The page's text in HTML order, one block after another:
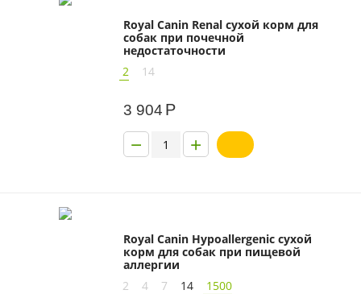
Royal Canin Renal сухой корм для
собак при почечной
недостаточности
2
14
3 904 Р
+
−
Royal Canin Hypoallergenic сухой
корм для собак при пищевой
аллергии
2
4 7 14 1500